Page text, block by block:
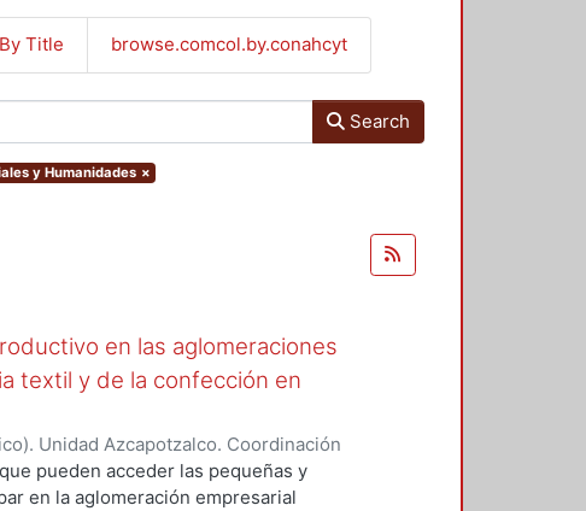
By Title browse.comcol.by.conahcyt
Search
y Humanidades ×
en las aglomeraciones
textil y de la confección en
Unidad Azcapotzalco. Coordinación
CASTRO, MARIA BEATRIZ
pueden acceder las pequeñas y
en la aglomeración empresarial